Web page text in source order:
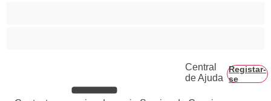
Central
de Ajuda
Registar-
se